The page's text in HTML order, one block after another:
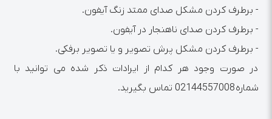
- برطرف کردن مشکل صدای ممتد زنگ آیفون.
- برطرف کردن صدای ناهنجار در آیفون.
- برطرف کردن مشکل پرش تصویر و یا تصویر برفکی.
در صورت وجود هر کدام از ایرادات ذکر شده می توانید با
شماره 02144557008 تماس بگیرید.